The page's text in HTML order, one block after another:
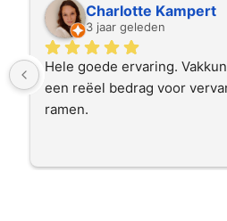
Charlotte Kampert
3 jaar geleden
Hele goede ervaring.
een reëel bedrag voor
ramen.